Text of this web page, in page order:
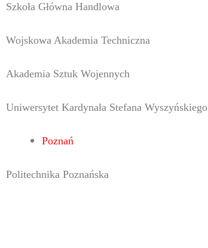
Szkoła Główna Handlowa
Wojskowa Akademia Techniczna
Akademia Sztuk Wojennych
Uniwersytet Kardynała Stefana Wyszyńskiego
Poznań
Politechnika Poznańska